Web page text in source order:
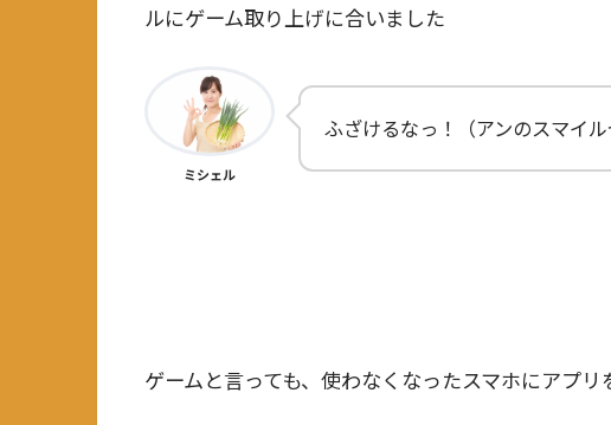
ルにゲーム取り上げに合いました
ミシェル
ふざけるなっ！（アンのスマイ
ゲームと言っても、使わなくなったスマホにアプリ